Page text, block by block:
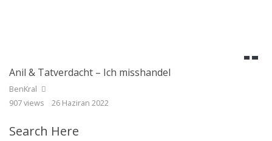
Anil & Tatverdacht – Ich misshandel
BenKral
907 views
26 Haziran 2022
Search Here